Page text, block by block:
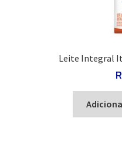
Leite Integral